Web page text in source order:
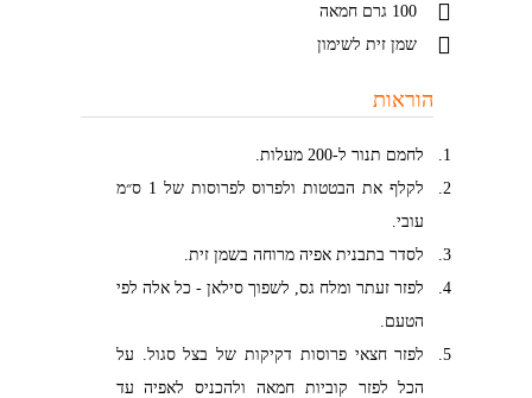
100 גרם חמאה
שמן זית לשימון
הוראות
לחמם תנור ל-200 מעלות.
לקלף את הבטטות ולפרוס לפרוסות של 1 ס״מ
עובי.
לסדר בתבנית אפיה מרוחה בשמן זית.
לפזר זעתר ומלח גס, לשפוך סילאן - כל אלה לפי
הטעם.
לפזר חצאי פרוסות דקיקות של בצל סגול. על
הכל לפזר קוביות חמאה ולהכניס לאפיה עד